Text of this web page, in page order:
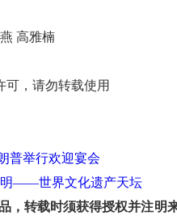
高雅楠
可，请勿转载使用
普举行欢迎宴会
明——世界文化遗产天坛
转载时须获得授权并注明